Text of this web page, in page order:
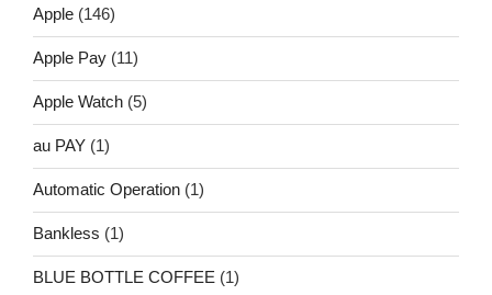
Apple (146)
Apple Pay (11)
Apple Watch (5)
au PAY (1)
Automatic Operation (1)
Bankless (1)
BLUE BOTTLE COFFEE (1)